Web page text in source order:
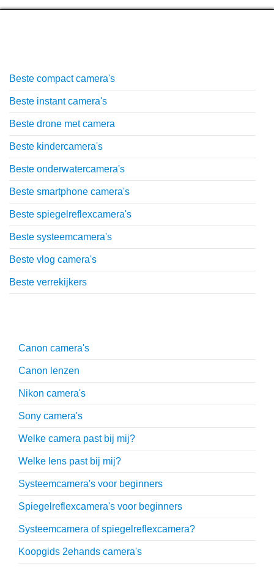
Beste compact camera's
Beste instant camera's
Beste drone met camera
Beste kindercamera's
Beste onderwatercamera's
Beste smartphone camera's
Beste spiegelreflexcamera's
Beste systeemcamera's
Beste vlog camera's
Beste verrekijkers
Canon camera's
Canon lenzen
Nikon camera's
Sony camera's
Welke camera past bij mij?
Welke lens past bij mij?
Systeemcamera's voor beginners
Spiegelreflexcamera's voor beginners
Systeemcamera of spiegelreflexcamera?
Koopgids 2ehands camera's